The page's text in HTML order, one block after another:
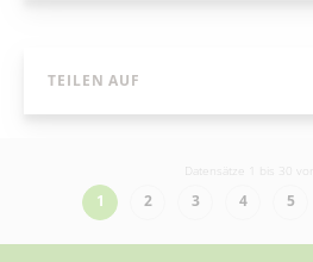
TEILEN AUF
Datensätze 1 bis 30 von
1 2 3 4 5